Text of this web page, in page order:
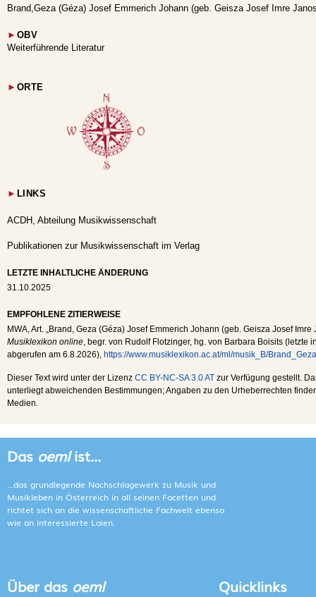
Brand,Geza (Géza) Josef Emmerich Johann (geb. Geisza Josef Imre
► OBV
Weiterführende Literatur
► ORTE
► LINKS
ACDH, Abteilung Musikwissenschaft
Publikationen zur Musikwissenschaft im Verlag
LETZTE INHALTLICHE ÄNDERUNG
31.10.2025
EMPFOHLENE ZITIERWEISE
MWA , Art. „Brand, Geza (Géza) Josef Emmerich Johann (geb. Geisza Josef Imre
Musiklexikon online , begr. von Rudolf Flotzinger, hg. von Barbara Boisits (letzte
abgerufen am 6.8.2026), https://www.musiklexikon.ac.at/ml/musik_B/
Dieser Text wird unter der Lizenz CC BY-NC-SA 3.0 AT zur Verfügung gestellt.
unterliegt abweichenden Bestimmungen; Angaben zu den Urheberrechten
Medien.
Das oemlist...
...das grundlegende Nachschlagewerk zu Musik und
Musikleben in Österreich in all seinen Facetten und
richtet sich an die wissenschaftliche Fachwelt ebenso
wie an interessierte Laien.
Über das oeml Quicklinks